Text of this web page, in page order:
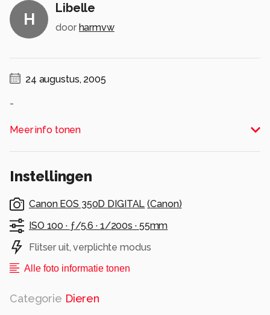
H
Libelle
door harmvw
24 augustus, 2005
-
Alle rechten voorbehouden
Meer info tonen
Instellingen
Canon EOS 350D DIGITAL (Canon)
ISO 100 · ƒ/5.6 · 1/200s · 55mm
Flitser uit, verplichte modus
Alle foto informatie tonen
Categorie Dieren